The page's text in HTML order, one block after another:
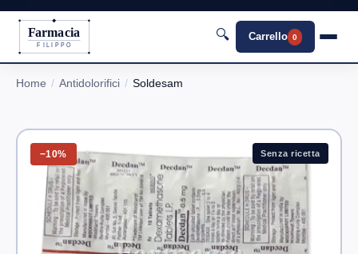
Farmacia
FILIPPO
🔍 Carrello 0
Home Antidolorifici Soldesam
−10% Senza ricetta